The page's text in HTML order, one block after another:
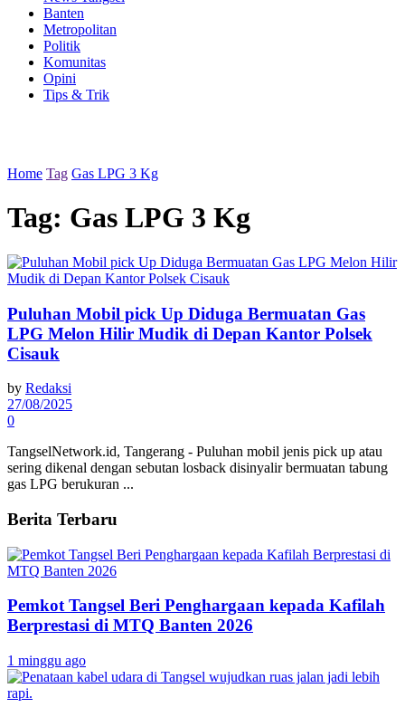
Banten
Metropolitan
Politik
Komunitas
Opini
Tips & Trik
Home Tag Gas LPG 3 Kg
Tag: Gas LPG 3 Kg
Puluhan Mobil pick Up Diduga Bermuatan Gas
LPG Melon Hilir Mudik di Depan Kantor Polsek
Cisauk
by Redaksi
27/08/2025
0
TangselNetwork.id, Tangerang - Puluhan mobil jenis pick up atau
sering dikenal dengan sebutan losback disinyalir bermuatan tabung
gas LPG berukuran ...
Berita Terbaru
Pemkot Tangsel Beri Penghargaan kepada Kafilah
Berprestasi di MTQ Banten 2026
1 minggu ago